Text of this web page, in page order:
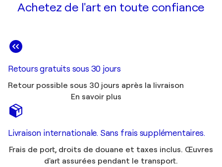
Achetez de l'art en toute confiance
Retours gratuits sous 30 jours
Retour possible sous 30 jours après la livraison
En savoir plus
Livraison internationale. Sans frais supplémentaires.
Frais de port, droits de douane et taxes inclus. Œuvres
d'art assurées pendant le transport.